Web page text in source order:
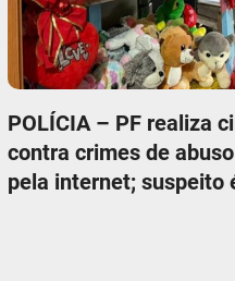
POLÍCIA – PF realiza
contra crimes de
pela internet; suspeito